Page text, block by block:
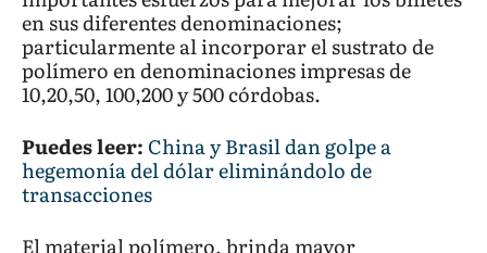
en sus diferentes denominaciones;
particularmente al incorporar el sustrato de
polímero en denominaciones impresas de
10,20,50, 100,200 y 500 córdobas.
Puedes leer: China y Brasil dan golpe a
hegemonía del dólar eliminándolo de
transacciones
El material polímero, brinda mayor